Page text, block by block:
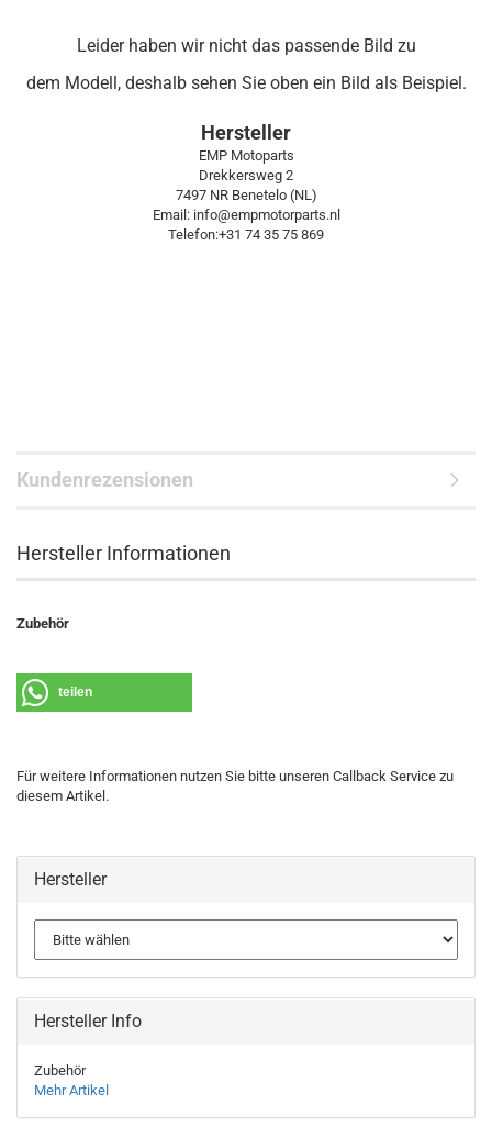
Leider haben wir nicht das passende Bild zu
dem Modell, deshalb sehen Sie oben ein Bild als Beispiel.
Hersteller
EMP Motoparts
Drekkersweg 2
7497 NR Benetelo (NL)
Email: info@empmotorparts.nl
Telefon:+31 74 35 75 869
Kundenrezensionen
Hersteller Informationen
Zubehör
teilen
Für weitere Informationen nutzen Sie bitte unseren Callback Service zu
diesem Artikel.
Hersteller
Hersteller Info
Zubehör
Mehr Artikel